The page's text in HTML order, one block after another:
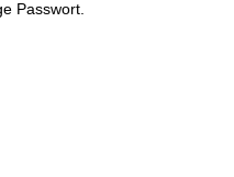
Passwort.